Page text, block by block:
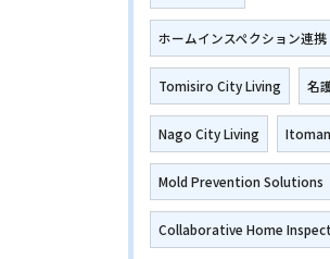
ホームインスペクション連携
Tomisiro City Living 名
Nago City Living
Mold Prevention Solutions
Collaborative Home